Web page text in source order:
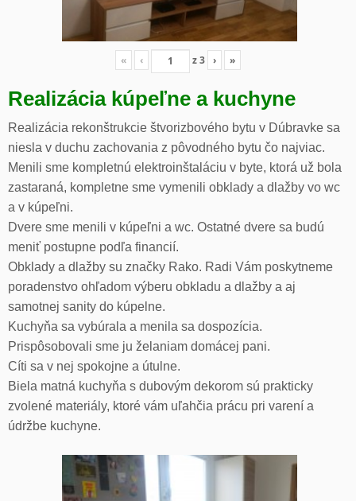
« ‹ z3 › »
Realizácia kúpeľne a kuchyne
Realizácia rekonštrukcie štvorizbového bytu v Dúbravke sa
niesla v duchu zachovania z pôvodného bytu čo najviac.
Menili sme kompletnú elektroinštaláciu v byte, ktorá už bola
zastaraná, kompletne sme vymenili obklady a dlažby vo wc
a v kúpeľni.
Dvere sme menili v kúpeľni a wc. Ostatné dvere sa budú
meniť postupne podľa financií.
Obklady a dlažby su značky Rako. Radi Vám poskytneme
poradenstvo ohľadom výberu obkladu a dlažby a aj
samotnej sanity do kúpelne.
Kuchyňa sa vybúrala a menila sa dospozícia.
Prispôsobovali sme ju želaniam domácej pani.
Cíti sa v nej spokojne a útulne.
Biela matná kuchyňa s dubovým dekorom sú prakticky
zvolené materiály, ktoré vám uľahčia prácu pri varení a
údržbe kuchyne.